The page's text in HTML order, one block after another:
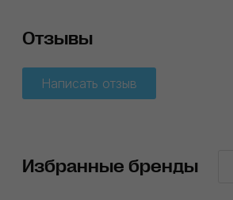
Отзывы
Написать отзыв
Избранные бренды